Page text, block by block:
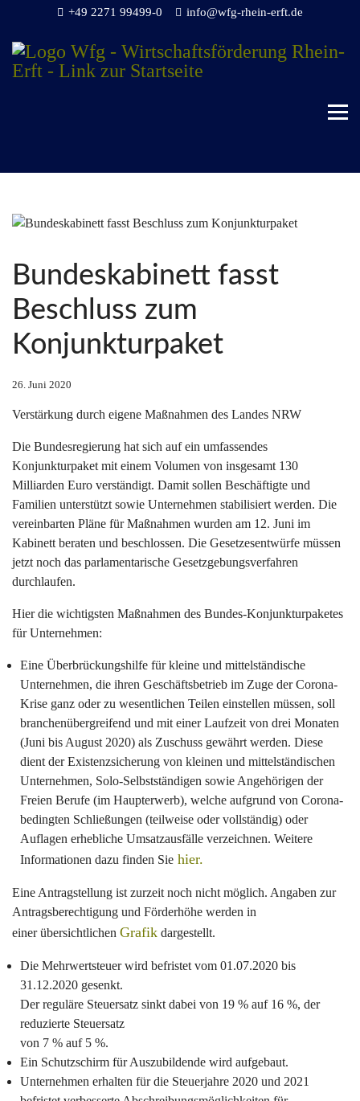
+49 2271 99499-0 info@wfg-rhein-erft.de
Bundeskabinett fasst
Beschluss zum
Konjunkturpaket
26. Juni 2020
Verstärkung durch eigene Maßnahmen des Landes NRW
Die Bundesregierung hat sich auf ein umfassendes
Konjunkturpaket mit einem Volumen von insgesamt 130
Milliarden Euro verständigt. Damit sollen Beschäftigte und
Familien unterstützt sowie Unternehmen stabilisiert werden. Die
vereinbarten Pläne für Maßnahmen wurden am 12. Juni im
Kabinett beraten und beschlossen. Die Gesetzesentwürfe müssen
jetzt noch das parlamentarische Gesetzgebungsverfahren
durchlaufen.
Hier die wichtigsten Maßnahmen des Bundes-Konjunkturpaketes
für Unternehmen:
Eine Überbrückungshilfe für kleine und mittelständische
Unternehmen, die ihren Geschäftsbetrieb im Zuge der Corona-
Krise ganz oder zu wesentlichen Teilen einstellen müssen, soll
branchenübergreifend und mit einer Laufzeit von drei Monaten
(Juni bis August 2020) als Zuschuss gewährt werden. Diese
dient der Existenzsicherung von kleinen und mittelständischen
Unternehmen, Solo-Selbstständigen sowie Angehörigen der
Freien Berufe (im Haupterwerb), welche aufgrund von Corona-
bedingten Schließungen (teilweise oder vollständig) oder
Auflagen erhebliche Umsatzausfälle verzeichnen. Weitere
Informationen dazu finden Sie hier.
Eine Antragstellung ist zurzeit noch nicht möglich. Angaben zur
Antragsberechtigung und Förderhöhe werden in
einer übersichtlichen Grafik dargestellt.
Die Mehrwertsteuer wird befristet vom 01.07.2020 bis
31.12.2020 gesenkt.
Der reguläre Steuersatz sinkt dabei von 19 % auf 16 %, der
reduzierte Steuersatz
von 7 % auf 5 %.
Ein Schutzschirm für Auszubildende wird aufgebaut.
Unternehmen erhalten für die Steuerjahre 2020 und 2021